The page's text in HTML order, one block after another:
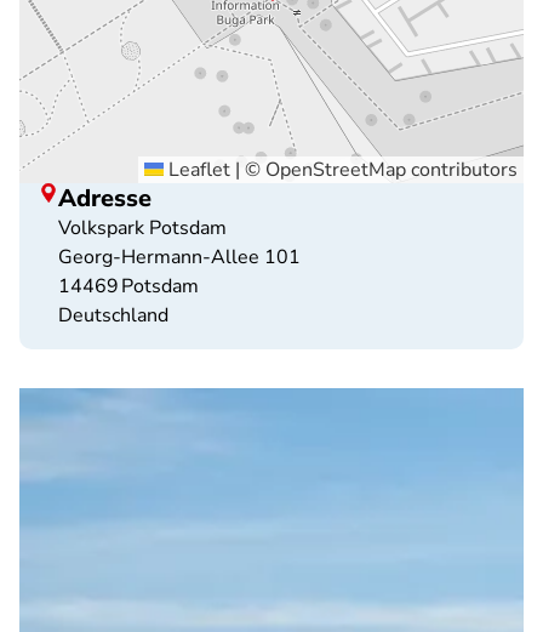
Leaflet | © OpenStreetMapcontributors
Adresse
Volkspark Potsdam
Georg-Hermann-Allee 101
14469Potsdam
Deutschland